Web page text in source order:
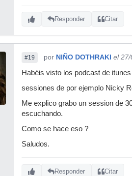
Responder Citar
#19 por NIÑO DOTHRAKI el
Habéis visto los podcast de
sessiones de por ejemplo Nicky
Me explico grabo un session de
escuchando.
Como se hace eso ?
Saludos.
Responder Citar